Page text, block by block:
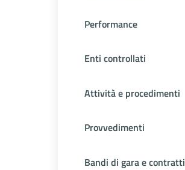
Performance
Enti controllati
Attività e procedimenti
Provvedimenti
Bandi di gara e contratti